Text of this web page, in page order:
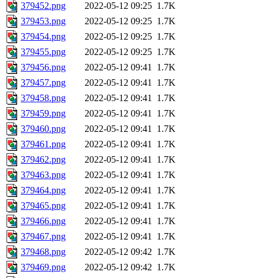
379452.png
2022-05-12 09:25 1.7K
379453.png
2022-05-12 09:25 1.7K
379454.png
2022-05-12 09:25 1.7K
379455.png
2022-05-12 09:25 1.7K
379456.png
2022-05-12 09:41 1.7K
379457.png
2022-05-12 09:41 1.7K
379458.png
2022-05-12 09:41 1.7K
379459.png
2022-05-12 09:41 1.7K
379460.png
2022-05-12 09:41 1.7K
379461.png
2022-05-12 09:41 1.7K
379462.png
2022-05-12 09:41 1.7K
379463.png
2022-05-12 09:41 1.7K
379464.png
2022-05-12 09:41 1.7K
379465.png
2022-05-12 09:41 1.7K
379466.png
2022-05-12 09:41 1.7K
379467.png
2022-05-12 09:41 1.7K
379468.png
2022-05-12 09:42 1.7K
379469.png
2022-05-12 09:42 1.7K